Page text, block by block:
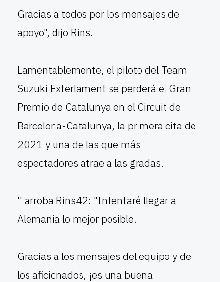
Gracias a todos por los mensajes de
apoyo", dijo Rins.
Lamentablemente, el piloto del Team
Suzuki Exterlament se perderá el Gran
Premio de Catalunya en el Circuit de
Barcelona-Catalunya, la primera cita de
2021 y una de las que más
espectadores atrae a las gradas.
'' arroba Rins42: "Intentaré llegar a
Alemania lo mejor posible.
Gracias a los mensajes del equipo y de
los aficionados, ¡es una buena